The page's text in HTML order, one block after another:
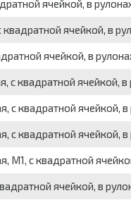
ячейкой, в
ячейкой, в
ячейкой, в
квадратной ячейкой, в
квадратной ячейкой, в
квадратной ячейкой, в
М1, с квадратной
ячейкой, в